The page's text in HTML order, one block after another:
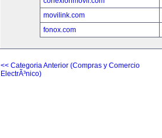
movilink.com
fonox.com
<< Categoria Anterior (Compras y Comercio
ElectrÃ³nico)